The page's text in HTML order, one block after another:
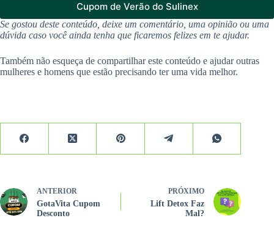
Cupom de Verão do Sulinex
Se gostou deste conteúdo, deixe um comentário, uma opinião ou uma
dúvida caso você ainda tenha que ficaremos felizes em te ajudar.
Também não esqueça de compartilhar este conteúdo e ajudar outras
mulheres e homens que estão precisando ter uma vida melhor.
ANTERIOR
GotaVita Cupom
Desconto
PRÓXIMO
Lift Detox Faz
Mal?